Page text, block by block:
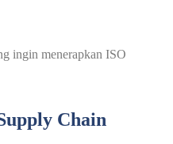
ingin menerapkan ISO
Chain